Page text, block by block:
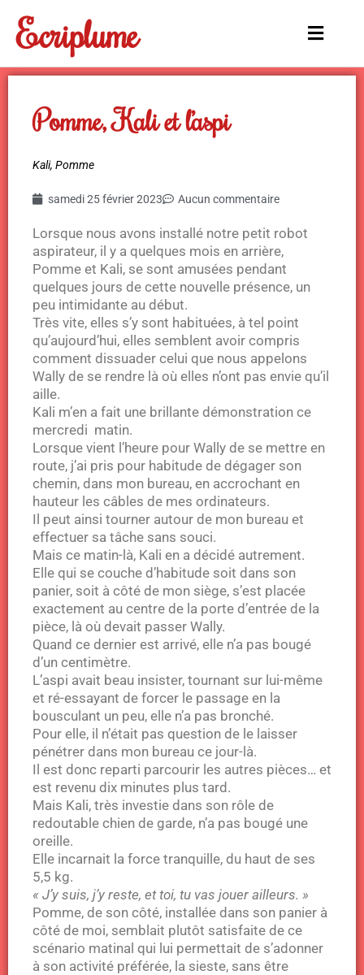
contenu
Ecriplume
Main
Pomme, Kali et l’aspi
Kali, Pomme
samedi 25 février 2023 Aucun commentaire
Lorsque nous avons installé notre petit robot
aspirateur, il y a quelques mois en arrière,
Pomme et Kali, se sont amusées pendant
quelques jours de cette nouvelle présence, un
peu intimidante au début.
Très vite, elles s’y sont habituées, à tel point
qu’aujourd’hui, elles semblent avoir compris
comment dissuader celui que nous appelons
Wally de se rendre là où elles n’ont pas envie qu’il
aille.
Kali m’en a fait une brillante démonstration ce
mercredi matin.
Lorsque vient l’heure pour Wally de se mettre en
route, j’ai pris pour habitude de dégager son
chemin, dans mon bureau, en accrochant en
hauteur les câbles de mes ordinateurs.
Il peut ainsi tourner autour de mon bureau et
effectuer sa tâche sans souci.
Mais ce matin-là, Kali en a décidé autrement.
Elle qui se couche d’habitude soit dans son
panier, soit à côté de mon siège, s’est placée
exactement au centre de la porte d’entrée de la
pièce, là où devait passer Wally.
Quand ce dernier est arrivé, elle n’a pas bougé
d’un centimètre.
L’aspi avait beau insister, tournant sur lui-même
et ré-essayant de forcer le passage en la
bousculant un peu, elle n’a pas bronché.
Pour elle, il n’était pas question de le laisser
pénétrer dans mon bureau ce jour-là.
Il est donc reparti parcourir les autres pièces… et
est revenu dix minutes plus tard.
Mais Kali, très investie dans son rôle de
redoutable chien de garde, n’a pas bougé une
oreille.
Elle incarnait la force tranquille, du haut de ses
5,5 kg.
« J’y suis, j’y reste, et toi, tu vas jouer ailleurs. »
Pomme, de son côté, installée dans son panier à
côté de moi, semblait plutôt satisfaite de ce
scénario matinal qui lui permettait de s’adonner
à son activité préférée, la sieste, sans être